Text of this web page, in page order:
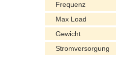
Frequenz
Max Load
Gewicht
Stromversorgung